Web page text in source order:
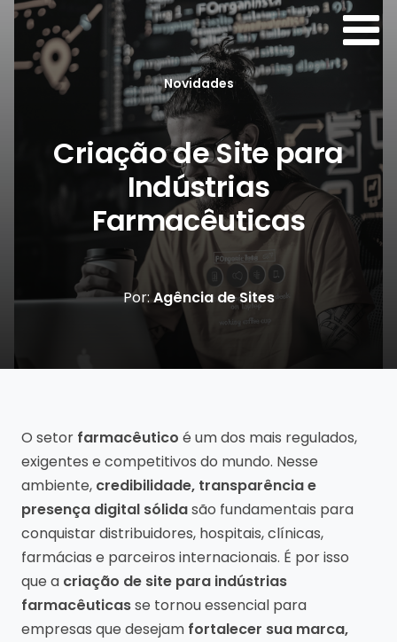
Novidades
Criação de Site para
Indústrias
Farmacêuticas
Por:Agência de Sites
O setor farmacêutico é um dos mais regulados,
exigentes e competitivos do mundo. Nesse
ambiente, credibilidade, transparência e
presença digital sólidasão fundamentais para
conquistar distribuidores, hospitais, clínicas,
farmácias e parceiros internacionais. É por isso
que a criação de site para indústrias
farmacêuticasse tornou essencial para
empresas que desejam fortalecer sua marca,